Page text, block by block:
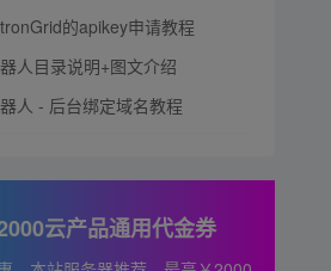
的apikey申请教程
人目录说明+图文介绍
人 - 后台绑定域名教程
云产品通用代金券